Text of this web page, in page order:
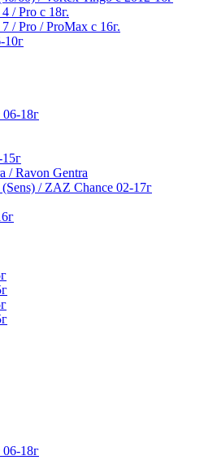
/ Pro с 18г.
/ Pro / ProMax с 16г.
10г
06-18г
/ Ravon Gentra
/ ZAZ Chance 02-17г
06-18г